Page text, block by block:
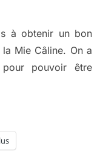
à obtenir un bon
Mie Câline. On a
pouvoir être